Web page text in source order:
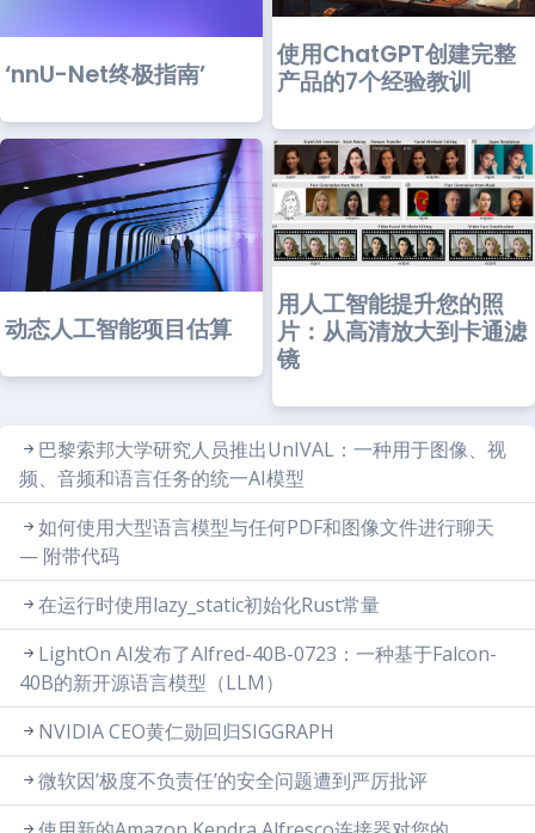
‘nnU-Net终极指南’
使用ChatGPT创建完整
产品的7个经验教训
动态人工智能项目估算
用人工智能提升您的照
片：从高清放大到卡通滤
镜
巴黎索邦大学研究人员推出UnIVAL：一种用于图像、视
频、音频和语言任务的统一AI模型
如何使用大型语言模型与任何PDF和图像文件进行聊天
— 附带代码
在运行时使用lazy_static初始化Rust常量
LightOn AI发布了Alfred-40B-0723：一种基于Falcon-
40B的新开源语言模型（LLM）
NVIDIA CEO黄仁勋回归SIGGRAPH
微软因’极度不负责任’的安全问题遭到严厉批评